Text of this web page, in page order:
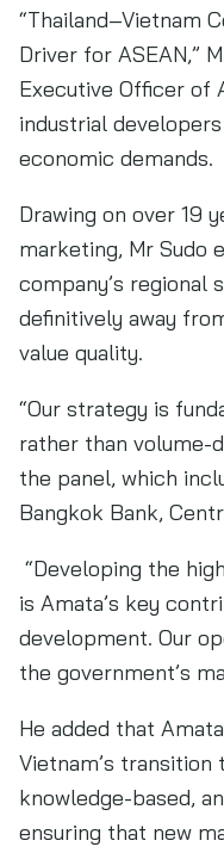
“Thailand–Vietnam
Driver for ASEAN,”
Executive Officer of
industrial
economic demands.
Drawing on over 19
marketing, Mr Sudo
company’s regional
definitively away
value quality.
“Our strategy is
rather than volume-
the panel, which
Bangkok Bank,
“Developing the
is Amata’s key
development. Our
the government’s
He added that
Vietnam’s transition
knowledge-based,
ensuring that new